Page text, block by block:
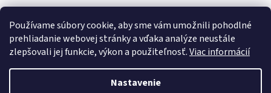
Používame súbory cookie, aby sme vám umožnili pohodlné
prehliadanie webovej stránky a vďaka analýze neustále
zlepšovali jej funkcie, výkon a použiteľnosť.Viac informácií
Nastavenie
0KS /€0
Vytvoril Shoptet